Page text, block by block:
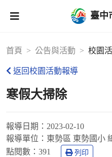
臺中
首頁 公告與活動 校園
返回校園活動報導
寒假大掃除
報導日期： 2023-02-10
報導單位： 東勢區 東勢國小
點閱數： 391 列印